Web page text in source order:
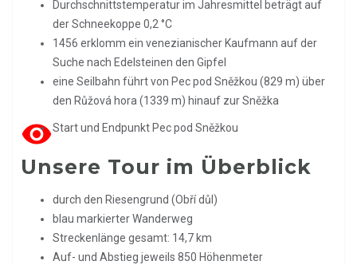
Durchschnittstemperatur im Jahresmittel beträgt auf
der Schneekoppe 0,2 °C
1456 erklomm ein venezianischer Kaufmann auf der
Suche nach Edelsteinen den Gipfel
eine Seilbahn führt von Pec pod Sněžkou (829 m) über
den Růžová hora (1339 m) hinauf zur Sněžka
remove_red_eye
Unsere Tour im Überblick
Start und Endpunkt Pec pod Sněžkou
durch den Riesengrund (Obří důl)
blau markierter Wanderweg
Streckenlänge gesamt: 14,7 km
Auf- und Abstieg jeweils 850 Höhenmeter